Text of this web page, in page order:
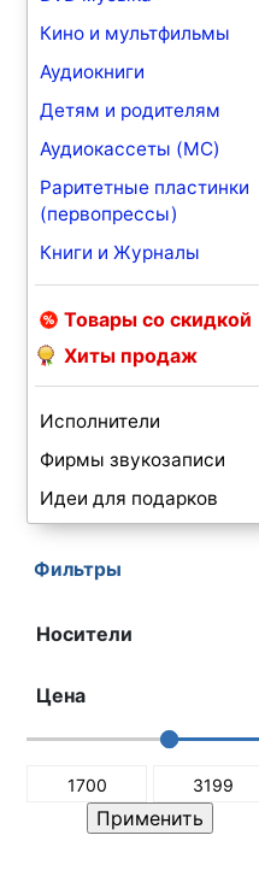
Кино и мультфильмы
Аудиокниги
Детям и родителям
Аудиокассеты (MC)
Раритетные пластинки
(первопрессы)
Книги и Журналы
Товары со скидкой
Хиты продаж
Исполнители
Фирмы звукозаписи
Идеи для подарков
Фильтры
Носители
Цена